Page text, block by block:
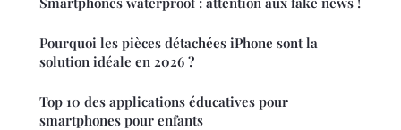
Pourquoi les pièces détachées iPhone sont la
solution idéale en 2026 ?
Top 10 des applications éducatives pour
smartphones pour enfants